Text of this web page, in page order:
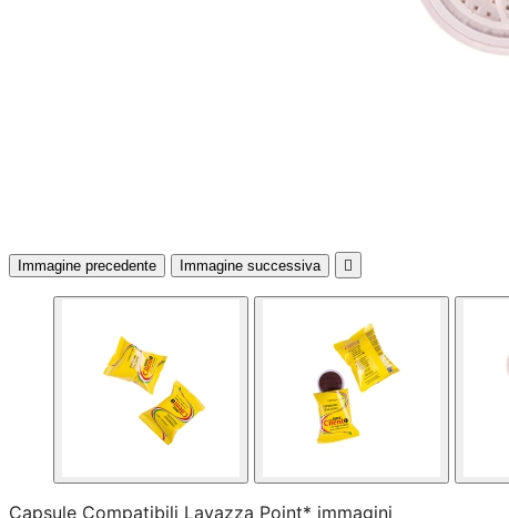
Immagine precedente Immagine successiva 
Capsule Compatibili Lavazza Point* immagini